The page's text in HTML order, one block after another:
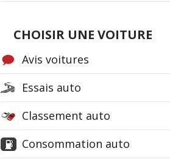
CHOISIR UNE VOITURE
Avis voitures
Essais auto
Classement auto
Consommation auto